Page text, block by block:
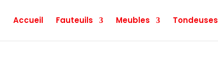
Accueil Fauteuils Meubles Tondeuses